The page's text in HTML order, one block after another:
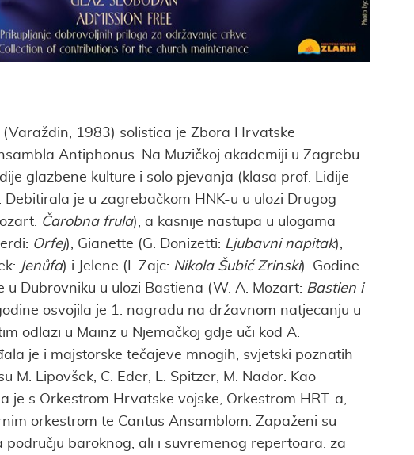
(Varaždin, 1983) solistica je Zbora Hrvatske
Antiphonus. Na Muzičkoj akademiji u Zagrebu
glazbene kulture i solo pjevanja (klasa prof. Lidije
Debitirala je u zagrebačkom HNK-u u ulozi Drugog
Čarobna frula), a kasnije nastupa u ulogama
Orfej), Gianette (G. Donizetti: Ljubavni napitak),
Jenůfa) i Jelene (I. Zajc: Nikola Šubić Zrinski). Godine
u Dubrovniku u ulozi Bastiena (W. A. Mozart: Bastien i
osvojila je 1. nagradu na državnom natjecanju u
odlazi u Mainz u Njemačkoj gdje uči kod A.
je i majstorske tečajeve mnogih, svjetski poznatih
M. Lipovšek, C. Eder, L. Spitzer, M. Nador. Kao
je s Orkestrom Hrvatske vojske, Orkestrom HRT-a,
orkestrom te Cantus Ansamblom. Zapaženi su
području baroknog, ali i suvremenog repertoara: za